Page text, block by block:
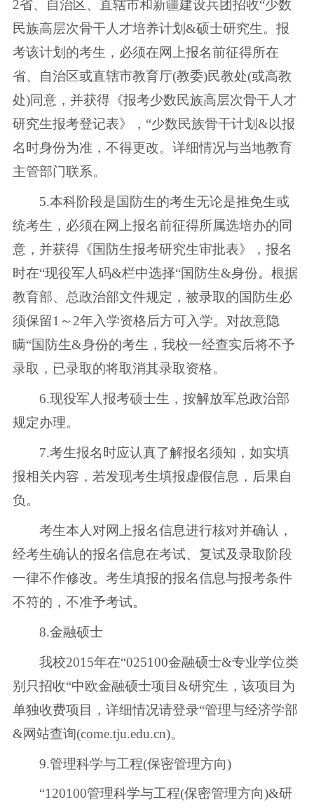
2省、自治区、直辖市和新疆建设兵团招收“少数
民族高层次骨干人才培养计划&硕士研究生。报
考该计划的考生，必须在网上报名前征得所在
省、自治区或直辖市教育厅(教委)民教处(或高教
处)同意，并获得《报考少数民族高层次骨干人才
研究生报考登记表》，“少数民族骨干计划&以报
名时身份为准，不得更改。详细情况与当地教育
主管部门联系。
5.本科阶段是国防生的考生无论是推免生或
统考生，必须在网上报名前征得所属选培办的同
意，并获得《国防生报考研究生审批表》，报名
时在“现役军人码&栏中选择“国防生&身份。根据
教育部、总政治部文件规定，被录取的国防生必
须保留1～2年入学资格后方可入学。对故意隐
瞒“国防生&身份的考生，我校一经查实后将不予
录取，已录取的将取消其录取资格。
6.现役军人报考硕士生，按解放军总政治部
规定办理。
7.考生报名时应认真了解报名须知，如实填
报相关内容，若发现考生填报虚假信息，后果自
负。
考生本人对网上报名信息进行核对并确认，
经考生确认的报名信息在考试、复试及录取阶段
一律不作修改。考生填报的报名信息与报考条件
不符的，不准予考试。
8.金融硕士
我校2015年在“025100金融硕士&专业学位类
别只招收“中欧金融硕士项目&研究生，该项目为
单独收费项目，详细情况请登录“管理与经济学部
&网站查询(come.tju.edu.cn)。
9.管理科学与工程(保密管理方向)
“120100管理科学与工程(保密管理方向)&研